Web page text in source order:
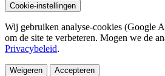
Cookie-instellingen
Wij gebruiken analyse-cookies (Google
om de site te verbeteren. Mogen we de
Privacybeleid.
Weigeren Accepteren